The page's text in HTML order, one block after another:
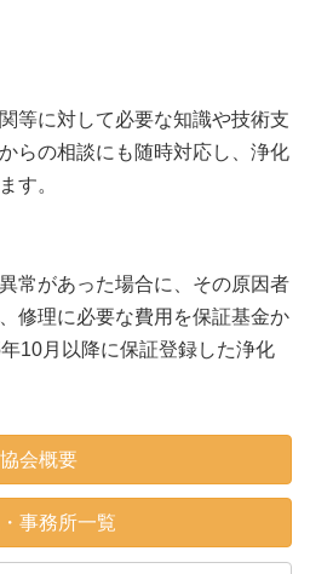
等に対して必要な知識や技術支
らの相談にも随時対応し、浄化
す。
常があった場合に、その原因者
修理に必要な費用を保証基金か
10月以降に保証登録した浄化
協会概要
事務所一覧